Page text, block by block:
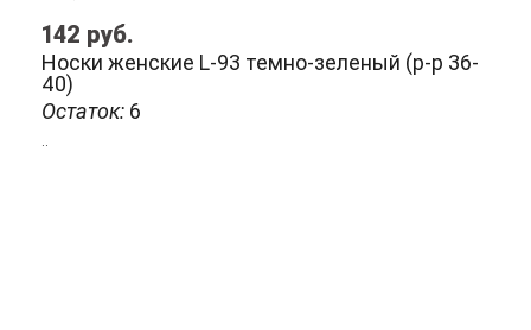
Остаток: 6
Носки женские L-93 темно-зеленый (р-р 36-
40)
142 руб.